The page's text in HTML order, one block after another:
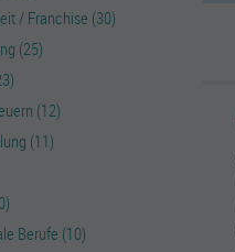
/ Franchise (30)
(25)
(12)
(11)
Berufe (10)